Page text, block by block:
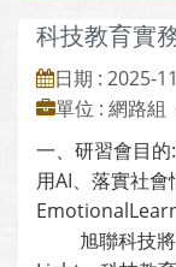
科技教育實
日期 : 2025-
單位 : 網路組
一、研習會目
用AI、落實社會
旭聯科技將